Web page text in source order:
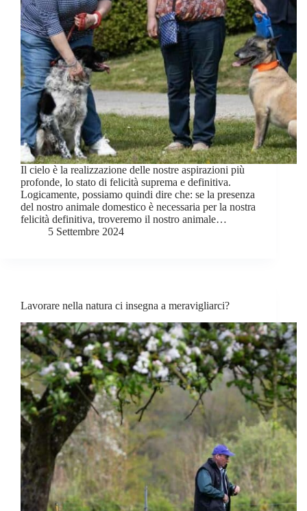
Il cielo è la realizzazione delle nostre aspirazioni più
profonde, lo stato di felicità suprema e definitiva.
Logicamente, possiamo quindi dire che: se la presenza
del nostro animale domestico è necessaria per la nostra
felicità definitiva, troveremo il nostro animale…
5 Settembre 2024
Lavorare nella natura ci insegna a meravigliarci?